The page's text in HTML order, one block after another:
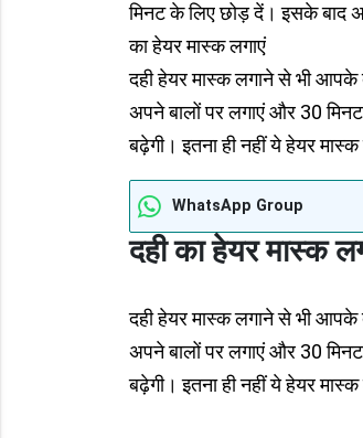
मिनट के लिए छोड़ दें। इसके बाद
का हेयर मास्क लगाएं
दही हेयर मास्क लगाने से भी
अपने बालों पर लगाएं और 30
बढ़ेगी। इतना ही नहीं ये हेयर
WhatsApp Group
दही का हेयर मास्क
दही हेयर मास्क लगाने से भी
अपने बालों पर लगाएं और 30
बढ़ेगी। इतना ही नहीं ये हेयर